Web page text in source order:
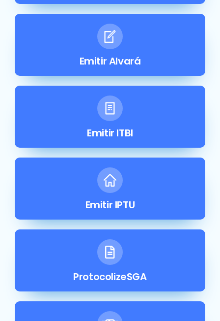
Emitir Alvará
Emitir ITBI
Emitir IPTU
ProtocolizeSGA